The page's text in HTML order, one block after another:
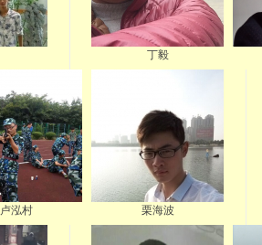
丁毅
卢泓村 栗海波